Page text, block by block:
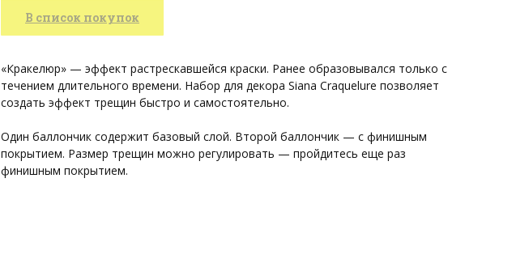
В список покупок
«Кракелюр» — эффект растрескавшейся краски. Ранее образовывался только с
течением длительного времени. Набор для декора Siana Craquelure позволяет
создать эффект трещин быстро и самостоятельно.
Один баллончик содержит базовый слой. Второй баллончик — с финишным
покрытием. Размер трещин можно регулировать — пройдитесь еще раз
финишным покрытием.